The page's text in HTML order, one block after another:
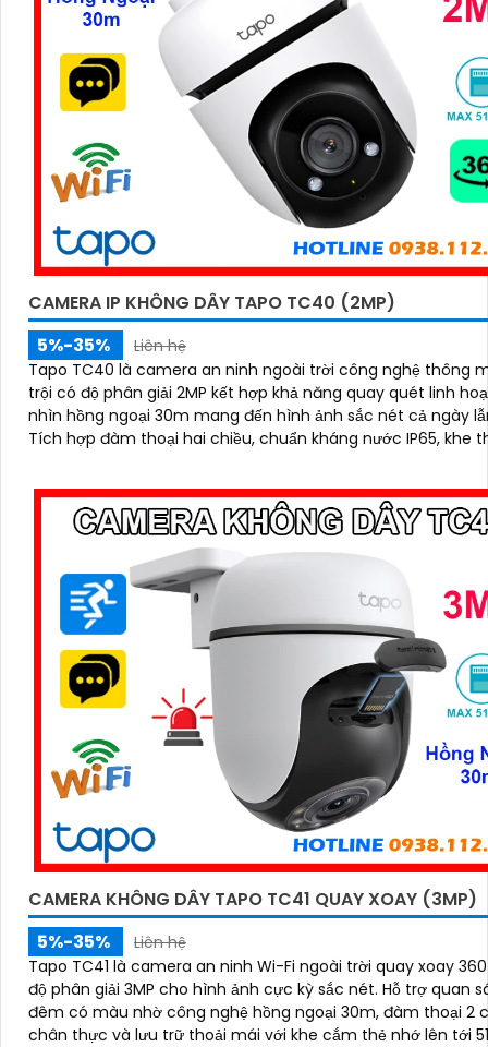
CAMERA IP KHÔNG DÂY TAPO TC40 (2MP)
5%-35%
Liên hệ
Tapo TC40 là camera an ninh ngoài trời công nghệ thông
trội có độ phân giải 2MP kết hợp khả năng quay quét linh
nhìn hồng ngoại 30m mang đến hình ảnh sắc nét cả ngày
Tích hợp đàm thoại hai chiều, chuẩn kháng nước IP65, khe
động tự động, giúp bạn kiểm soát an ninh dễ dàng và hiệu
CAMERA KHÔNG DÂY TAPO TC41 QUAY XOAY (3MP)
5%-35%
Liên hệ
Tapo TC41 là camera an ninh Wi-Fi ngoài trời quay xoay
độ phân giải 3MP cho hình ảnh cực kỳ sắc nét. Hỗ trợ quan sát ban
đêm có màu nhờ công nghệ hồng ngoại 30m, đàm thoại 2
chân thực và lưu trữ thoải mái với khe cắm thẻ nhớ lên tới